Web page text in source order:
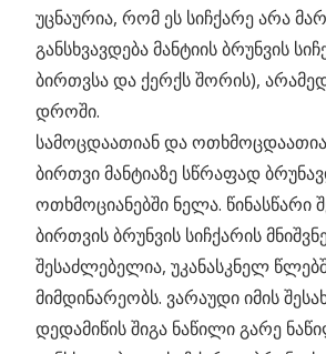
უცნაურია, რომ ეს სიჩქარე არა
განსხვავდება მანტიის ბრუნვის
ბირთვსა და ქერქს შორის),
დროში.
სამოცდაათიან და
ბირთვი მანტიაზე სწრაფად
ოთხმოციანებში ნელა. წინასწარი
ბირთვის ბრუნვის სიჩქარის
შესაძლებელია, უკანასკნელ
მიმდინარეობს. ვარაუდი იმის
დედამიწის შიგა ნაწილი გარე